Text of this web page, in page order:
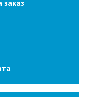
заказ